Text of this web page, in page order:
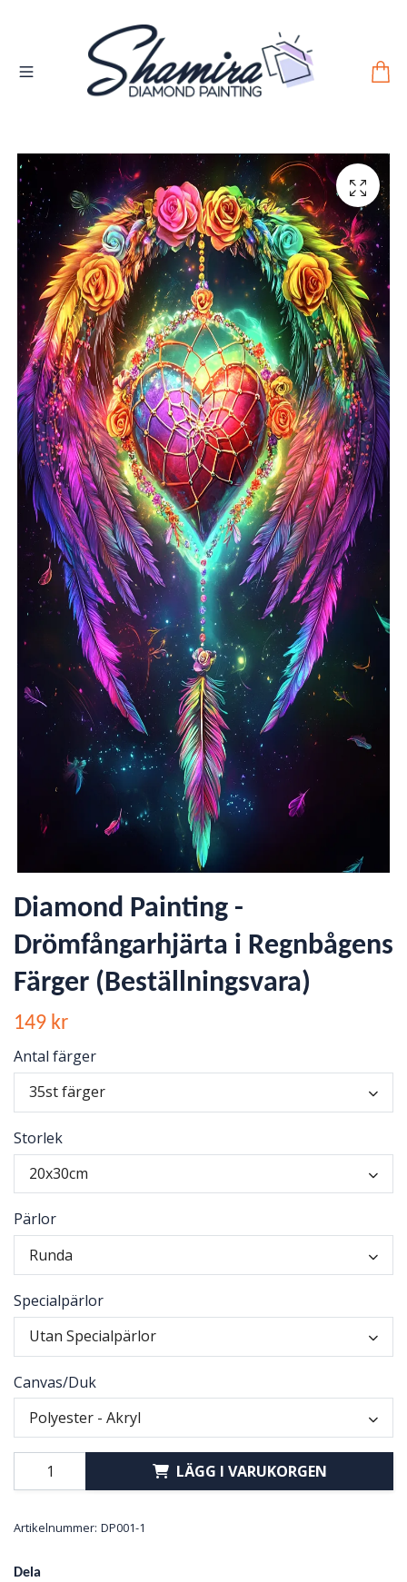
Diamond Painting -
Drömfångarhjärta i Regnbågens
Färger (Beställningsvara)
149 kr
Antal färger
35st färger
Storlek
20x30cm
Pärlor
Runda
Specialpärlor
Utan Specialpärlor
Canvas/Duk
Polyester - Akryl
LÄGG I VARUKORGEN
Artikelnummer: DP001-1
Dela